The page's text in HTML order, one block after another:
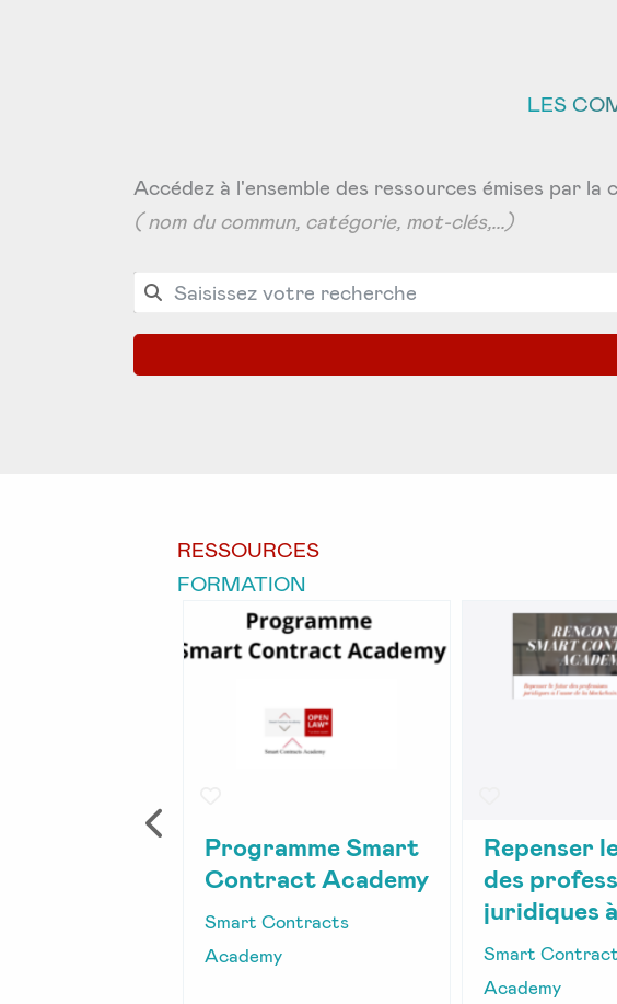
LES
Accédez à l'ensemble des ressources émises par la
( nom du commun, catégorie, mot-clés,...)
RESSOURCES
FORMATION
Programme Smart
Contract Academy
Smart Contracts
Academy
Repenser
des
juridiques
Smart
Academy